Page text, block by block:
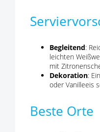
Begleitend:
leichten
mit
Dekoration:
oder Vanilleeis
Beste Orte